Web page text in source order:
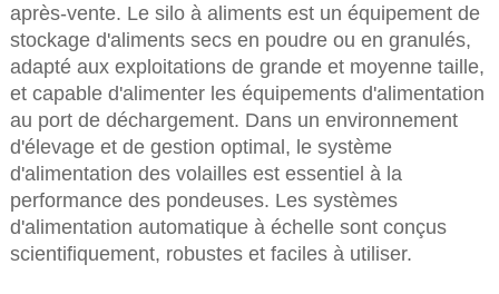
après-vente. Le silo à aliments est un équipement de
stockage d'aliments secs en poudre ou en granulés,
adapté aux exploitations de grande et moyenne taille,
et capable d'alimenter les équipements d'alimentation
au port de déchargement. Dans un environnement
d'élevage et de gestion optimal, le système
d'alimentation des volailles est essentiel à la
performance des pondeuses. Les systèmes
d'alimentation automatique à échelle sont conçus
scientifiquement, robustes et faciles à utiliser.